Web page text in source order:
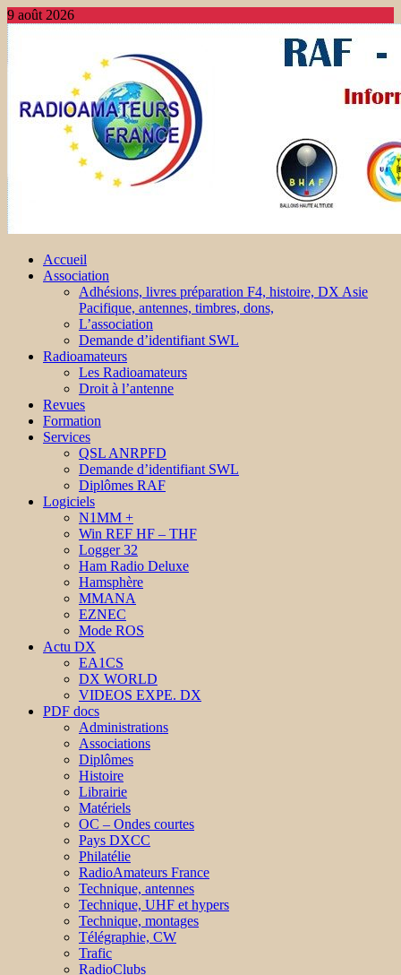
9 août 2026
Accueil
Association
Adhésions, livres préparation F4, histoire, DX Asie
Pacifique, antennes, timbres, dons,
L’association
Demande d’identifiant SWL
Radioamateurs
Les Radioamateurs
Droit à l’antenne
Revues
Formation
Services
QSL ANRPFD
Demande d’identifiant SWL
Diplômes RAF
Logiciels
N1MM +
Win REF HF – THF
Logger 32
Ham Radio Deluxe
Hamsphère
MMANA
EZNEC
Mode ROS
Actu DX
EA1CS
DX WORLD
VIDEOS EXPE. DX
PDF docs
Administrations
Associations
Diplômes
Histoire
Librairie
Matériels
OC – Ondes courtes
Pays DXCC
Philatélie
RadioAmateurs France
Technique, antennes
Technique, UHF et hypers
Technique, montages
Télégraphie, CW
Trafic
RadioClubs